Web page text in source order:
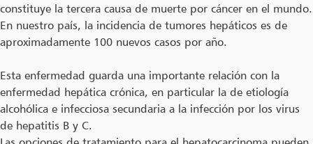
constituye la tercera causa de muerte por cáncer en el mundo.
En nuestro país, la incidencia de tumores hepáticos es de
aproximadamente 100 nuevos casos por año.
Esta enfermedad guarda una importante relación con la
enfermedad hepática crónica, en particular la de etiología
alcohólica e infecciosa secundaria a la infección por los virus
de hepatitis B y C.